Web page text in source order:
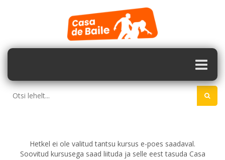
Hetkel ei ole valitud tantsu kursus e-poes saadaval.
Soovitud kursusega saad liituda ja selle eest tasuda Casa